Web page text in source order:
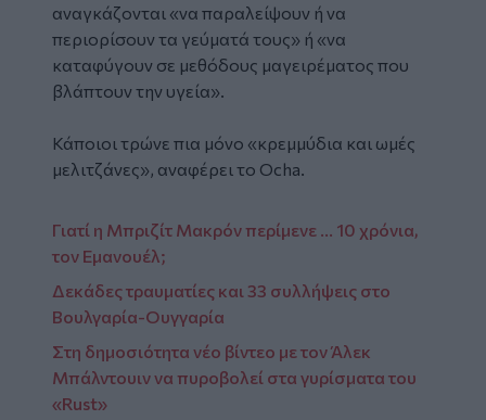
αναγκάζονται «να παραλείψουν ή να
περιορίσουν τα γεύματά τους» ή «να
καταφύγουν σε μεθόδους μαγειρέματος που
βλάπτουν την υγεία».
Κάποιοι τρώνε πια μόνο «κρεμμύδια και ωμές
μελιτζάνες», αναφέρει το Ocha.
Γιατί η Μπριζίτ Μακρόν περίμενε ... 10 χρόνια,
τον Εμανουέλ;
Δεκάδες τραυματίες και 33 συλλήψεις στο
Βουλγαρία-Ουγγαρία
Στη δημοσιότητα νέο βίντεο με τον Άλεκ
Μπάλντουιν να πυροβολεί στα γυρίσματα του
«Rust»